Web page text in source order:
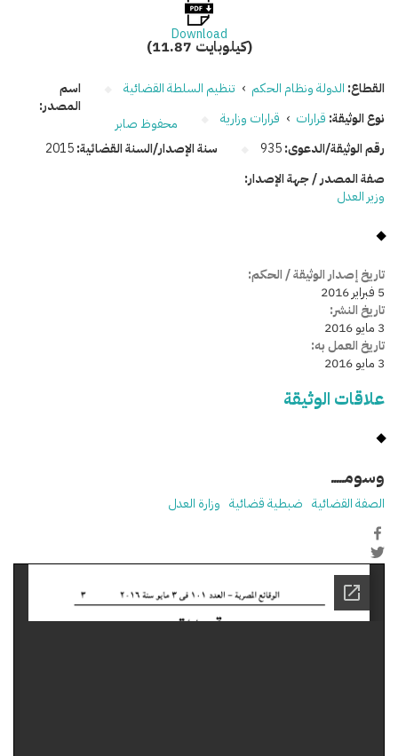
Download
(11.87 كيلوبايت)
القطاع: الدولة ونظام الحكم › تنظيم السلطة القضائية
نوع الوثيقة: قرارات › قرارات وزارية
رقم الوثيقة/الدعوى:935 سنة الإصدار/السنة القضائية:2015
اسم
المصدر:
محفوظ صابر
صفة المصدر / جهة الإصدار:
وزير العدل
تاريخ إصدار الوثيقة / الحكم:
5 فبراير 2016
تاريخ النشر:
3 مايو 2016
تاريخ العمل به:
3 مايو 2016
علاقات الوثيقة
وسومـــــ
الصفة القضائية ضبطية قضائية وزارة العدل